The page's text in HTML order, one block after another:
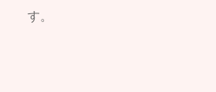
す。